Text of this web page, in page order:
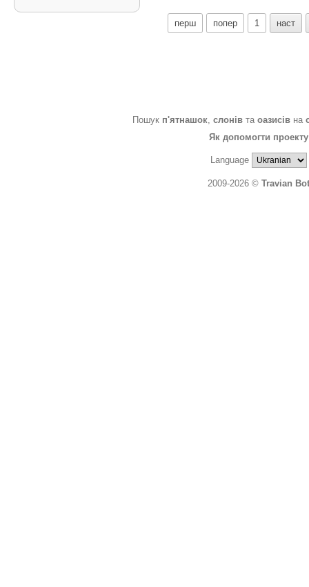
перш попер 1 наст
Пошук п'ятнашок, слонівта оазисівна
Як допомогти проекту
Language
2009-2026 © Travian Bot